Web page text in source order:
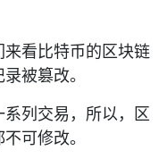
看比特币的区块链
被篡改。
列交易，所以，区
可修改。